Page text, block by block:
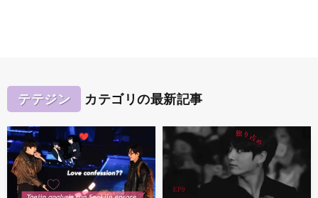
テテジン カテゴリの最新記事